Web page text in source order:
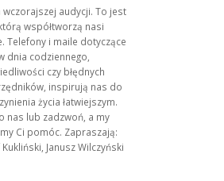
wczorajszej audycji. To jest
współtworzą nasi
Telefony i maile dotyczące
dnia codziennego,
czy błędnych
inspirują nas do
życia łatwiejszym.
nas lub zadzwoń, a my
Ci pomóc. Zapraszają:
Janusz Wilczyński